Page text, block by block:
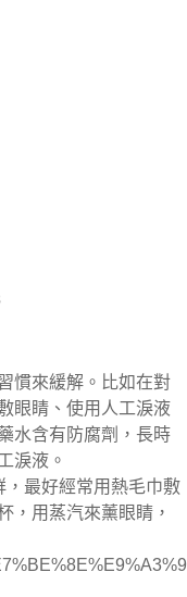
慣來緩解。比如在對
眼睛、使用人工淚液
水含有防腐劑，長時
淚液。
最好經常用熱毛巾敷
，用蒸汽來薰眼睛，